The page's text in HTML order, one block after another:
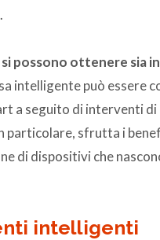
possono ottenere sia
intelligente può essere
a seguito di interventi
particolare, sfrutta i
di dispositivi che
intelligenti